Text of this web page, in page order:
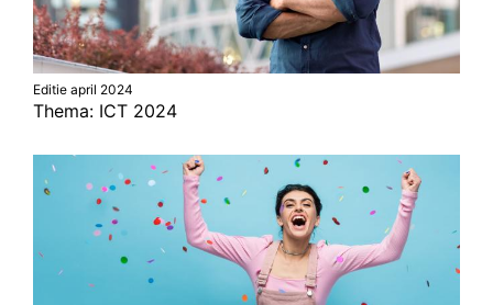
Editie april 2024
Thema: ICT 2024